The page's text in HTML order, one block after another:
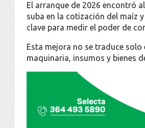
El arranque de 2026 encontró
suba en la cotización del maíz
clave para medir el poder de
Esta mejora no se traduce
maquinaria, insumos y bienes